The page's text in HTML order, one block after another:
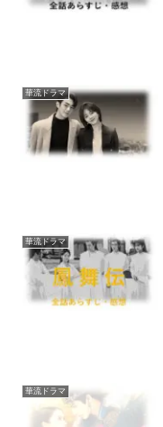
華流ドラマ
華流ドラマ
華流ドラマ